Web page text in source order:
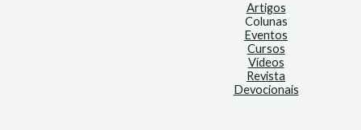
Artigos
Colunas
Eventos
Cursos
Vídeos
Revista
Devocionais